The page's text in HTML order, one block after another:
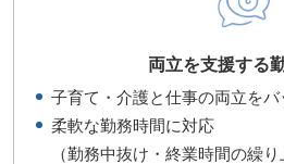
両立を支援する
子育て・介護と仕事の両立を
柔軟な勤務時間に対応
（勤務中抜け・終業時間の繰